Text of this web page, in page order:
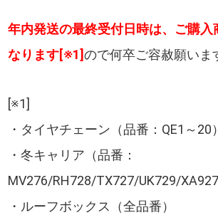
年内発送の最終受付日時は、ご購入
なります[※1]ので何卒ご容赦願いま
[※1]
・タイヤチェーン（品番：QE1～20）
・冬キャリア（品番：
MV276/RH728/TX727/UK729/XA927
・ルーフボックス（全品番）